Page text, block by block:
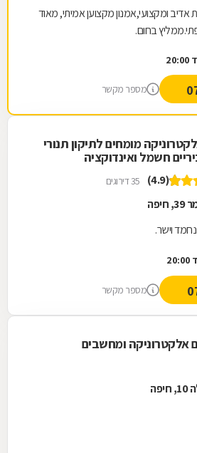
אדיב ומקצועי,אמנון מקצוען אמיתי, מאוד
בחום.
מספר מקשר
מומחים לתיקון תנורי
חשמל ואינדוקציה
(4.9) 35 דירוגים
חיפה
וישר.
מספר מקשר
אלקטרוניקה ומחשבים